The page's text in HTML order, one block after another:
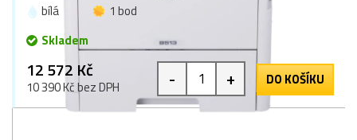
bílá
1 bod
Skladem
12 572 Kč
10 390 Kč bez DPH - + DO KOŠÍKU